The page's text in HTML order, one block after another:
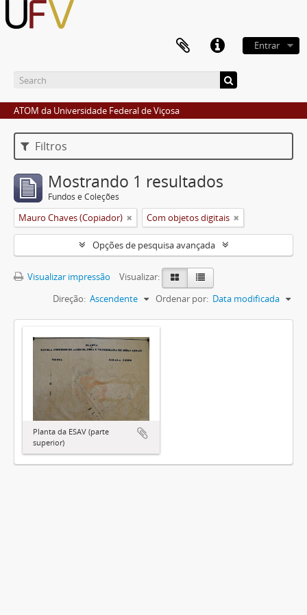
Entrar
ATOM da Universidade Federal de Viçosa
Filtros
Mostrando 1 resultados
Fundos e Coleções
Mauro Chaves (Copiador) Com objetos digitais
Opções de pesquisa avançada
Visualizar impressão
Visualizar:
Ordenar por: Data modificada
Direção: Ascendente
Planta da ESAV (parte
superior)